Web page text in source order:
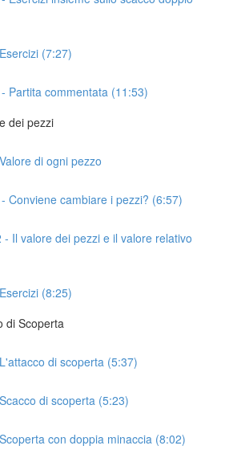
(7:27)
Partita commentata (11:53)
dei pezzi
di ogni pezzo
Conviene cambiare i pezzi? (6:57)
- Il valore dei pezzi e il valore relativo
(8:25)
di Scoperta
di scoperta (5:37)
di scoperta (5:23)
con doppia minaccia (8:02)